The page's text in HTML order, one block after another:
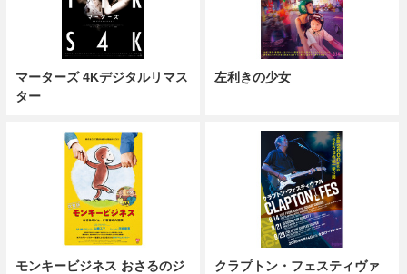
マーターズ 4Kデジタルリマス
ター
左利きの少女
モンキービジネス おさるのジ
クラプトン・フェスティヴァ